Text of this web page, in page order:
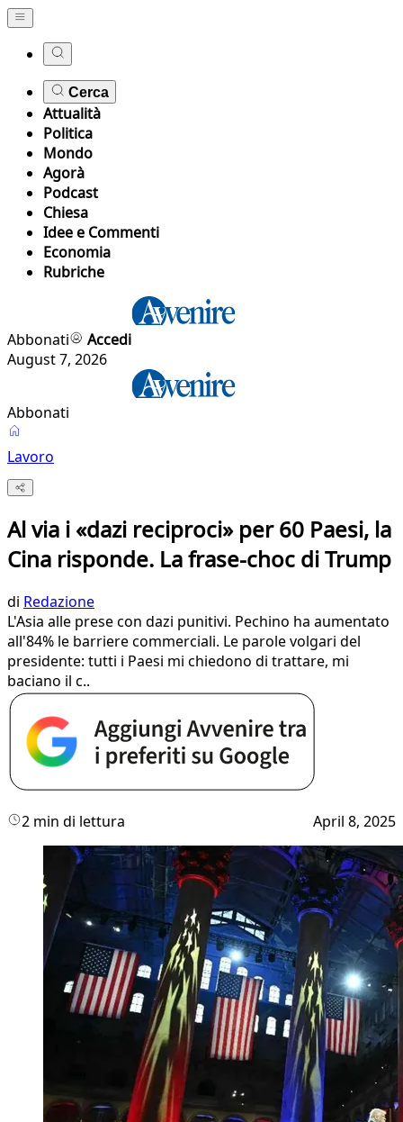
Cerca
Attualità
Politica
Mondo
Agorà
Podcast
Chiesa
Idee e Commenti
Economia
Rubriche
Abbonati
Accedi
August 7, 2026
Abbonati
Lavoro
Al via i «dazi reciproci» per 60 Paesi, la
Cina risponde. La frase-choc di Trump
di Redazione
L'Asia alle prese con dazi punitivi. Pechino ha aumentato
all'84% le barriere commerciali. Le parole volgari del
presidente: tutti i Paesi mi chiedono di trattare, mi
baciano il c..
2 min di lettura April 8, 2025